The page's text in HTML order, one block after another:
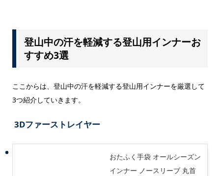
登山中の汗を軽減する登山用インナーお
すすめ3選
ここからは、登山中の汗を軽減する登山用インナーを厳選して
3つ紹介していきます。
3Dファーストレイヤー
おたふく手袋 オールシーズン
インナー ノースリーブ 丸首